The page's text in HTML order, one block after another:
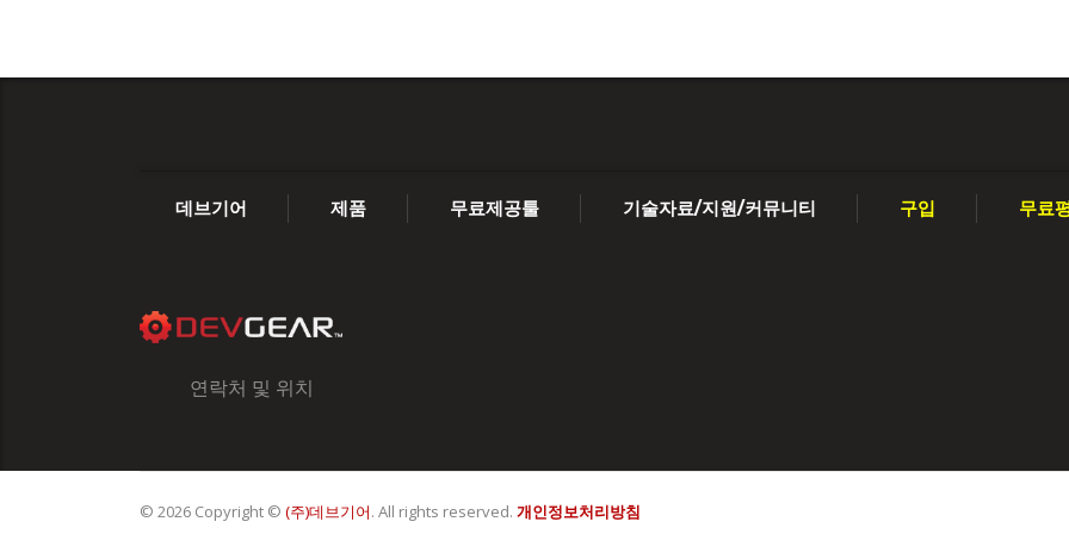
데브기어 제품 무료제공툴 기술자료/지원/커뮤니티 구입 무료
연락처 및 위치
© 2026 Copyright © (주)데브기어. All rights reserved. 개인정보처리방침